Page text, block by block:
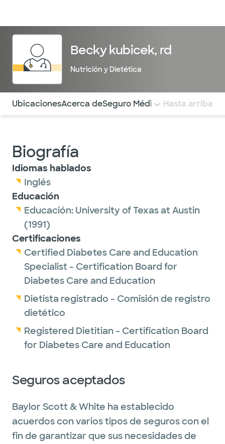
Becky kubicek, rd
Nutrición y Dietética
Utilice esta navegación para saltar rápidamente a
UbicacionesAcerca deSeguro Médico COMENTARIOS
Hasta arriba
Biografía
Idiomas hablados
Inglés
Educación
Educación: University of Texas at Austin
(1991)
Certificaciones
Certified Diabetes Care and Education
Specialist - Certification Board for
Diabetes Care and Education
Dietista registrado - Comisión de registro
dietético
Registered Dietitian - Certification Board
for Diabetes Care and Education
Seguros aceptados
Baylor Scott & White ha establecido
acuerdos con varios tipos de seguros con el
fin de garantizar que sus necesidades de